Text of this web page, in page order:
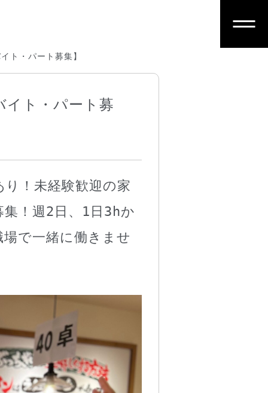
ト・パート募集】
イト・パート募
！未経験歓迎の家
！週2日、1日3hか
で一緒に働きませ